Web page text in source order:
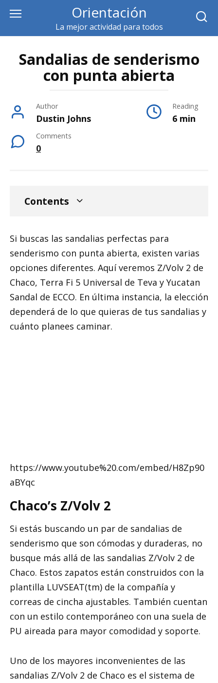
content
Orientación
La mejor actividad para todos
Sandalias de senderismo
con punta abierta
Author
Dustin Johns
Reading
6 min
Comments
0
Contents
Si buscas las sandalias perfectas para
senderismo con punta abierta, existen varias
opciones diferentes. Aquí veremos Z/Volv 2 de
Chaco, Terra Fi 5 Universal de Teva y Yucatan
Sandal de ECCO. En última instancia, la elección
dependerá de lo que quieras de tus sandalias y
cuánto planees caminar.
https://www.youtube%20.com/embed/H8Zp90
aBYqc
Chaco’s Z/Volv 2
Si estás buscando un par de sandalias de
senderismo que son cómodas y duraderas, no
busque más allá de las sandalias Z/Volv 2 de
Chaco. Estos zapatos están construidos con la
plantilla LUVSEAT(tm) de la compañía y
correas de cincha ajustables. También cuentan
con un estilo contemporáneo con una suela de
PU aireada para mayor comodidad y soporte.
Uno de los mayores inconvenientes de las
sandalias Z/Volv 2 de Chaco es el sistema de